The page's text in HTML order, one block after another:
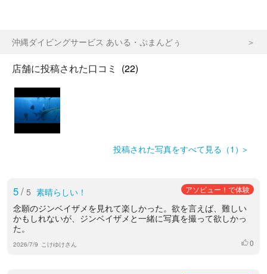
沖縄ダイビングサービス あいる・ぷまんどぅ
店舗に投稿された口コミ (22)
投稿された写真をすべて見る（1）
5/ 5 素晴らしい！ アソビュー！で体験
念願のジンベイザメを見れて楽しかった。欲を言えば、難しい
かもしれないが、ジンベイザメと一緒に写真を撮って欲しかっ
た。
2026/7/9 こけゆけさん いいね
0